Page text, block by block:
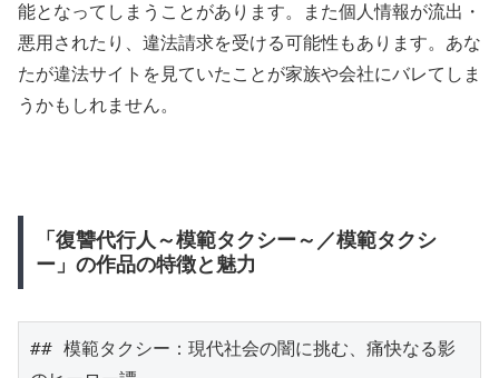
能となってしまうことがあります。また個人情報が流出・
悪用されたり、違法請求を受ける可能性もあります。あな
たが違法サイトを見ていたことが家族や会社にバレてしま
うかもしれません。
「復讐代行人～模範タクシー～／模範タクシ
ー」の作品の特徴と魅力
## 模範タクシー：現代社会の闇に挑む、痛快なる影